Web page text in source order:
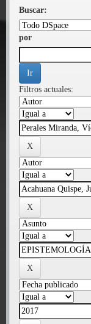
Buscar:
por
Filtros actuales: